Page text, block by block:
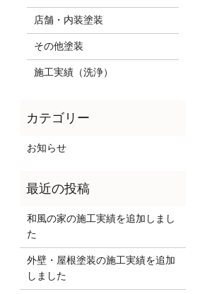
店舗・内装塗装
その他塗装
施工実績（洗浄）
お知らせ
和風の家の施工実績を追加しまし
た
外壁・屋根塗装の施工実績を追加
しました